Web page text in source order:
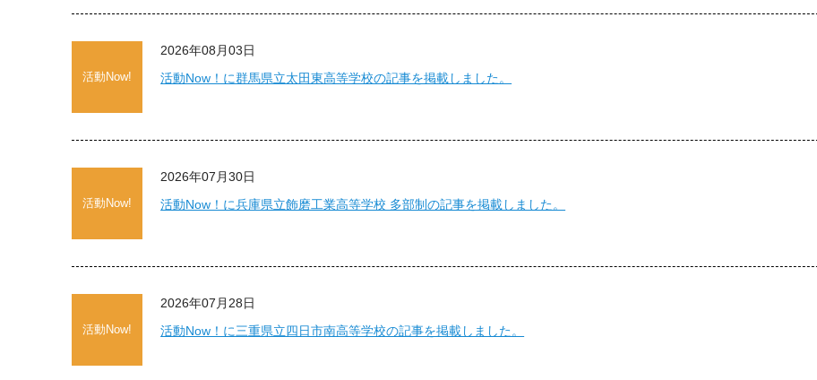
活動Now!
2026年08月03日
活動Now！に群馬県立太田東高等学校の記事を掲載しました。
活動Now!
2026年07月30日
活動Now！に兵庫県立飾磨工業高等学校 多部制の記事を掲載しました。
活動Now!
2026年07月28日
活動Now！に三重県立四日市南高等学校の記事を掲載しました。